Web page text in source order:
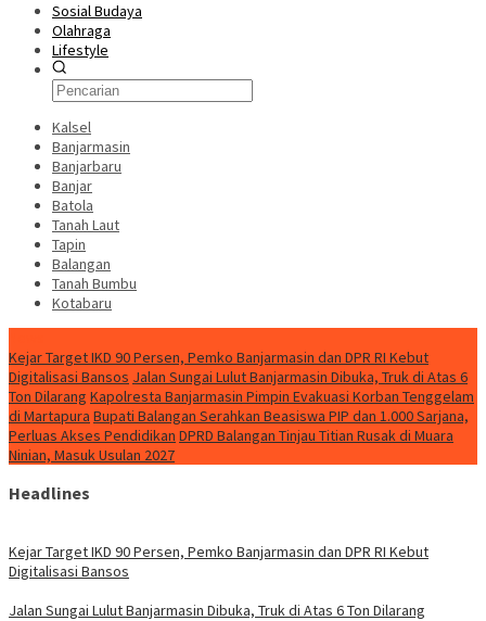
Sosial Budaya
Olahraga
Lifestyle
Kalsel
Banjarmasin
Banjarbaru
Banjar
Batola
Tanah Laut
Tapin
Balangan
Tanah Bumbu
Kotabaru
Kejar Target IKD 90 Persen, Pemko Banjarmasin dan DPR RI Kebut
Digitalisasi Bansos Jalan Sungai Lulut Banjarmasin Dibuka, Truk di Atas 6
Ton Dilarang Kapolresta Banjarmasin Pimpin Evakuasi Korban Tenggelam
di Martapura Bupati Balangan Serahkan Beasiswa PIP dan 1.000 Sarjana,
Perluas Akses Pendidikan DPRD Balangan Tinjau Titian Rusak di Muara
Ninian, Masuk Usulan 2027
Headlines
Kejar Target IKD 90 Persen, Pemko Banjarmasin dan DPR RI Kebut
Digitalisasi Bansos
Jalan Sungai Lulut Banjarmasin Dibuka, Truk di Atas 6 Ton Dilarang